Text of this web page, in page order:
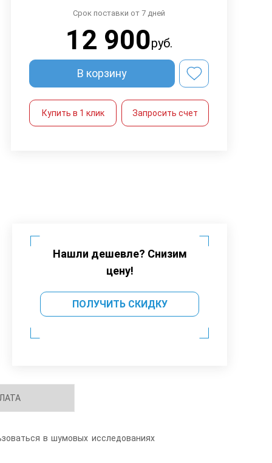
Срок поставки от 7 дней
12 900руб.
В корзину
Купить в 1 клик Запросить счет
Нашли дешевле? Снизим
цену!
ПОЛУЧИТЬ СКИДКУ
в шумовых исследованиях